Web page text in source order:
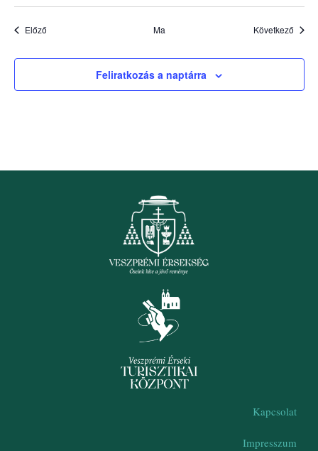
ElőzőEsemények Ma Következő
Feliratkozás a naptárra
Kapcsolat
Impresszum